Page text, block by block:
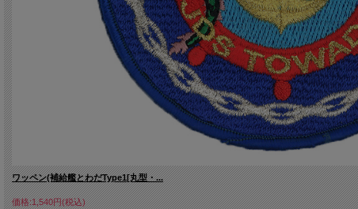
ワッペン(補給艦とわだType1[丸型・...
価格:1,540円(税込)